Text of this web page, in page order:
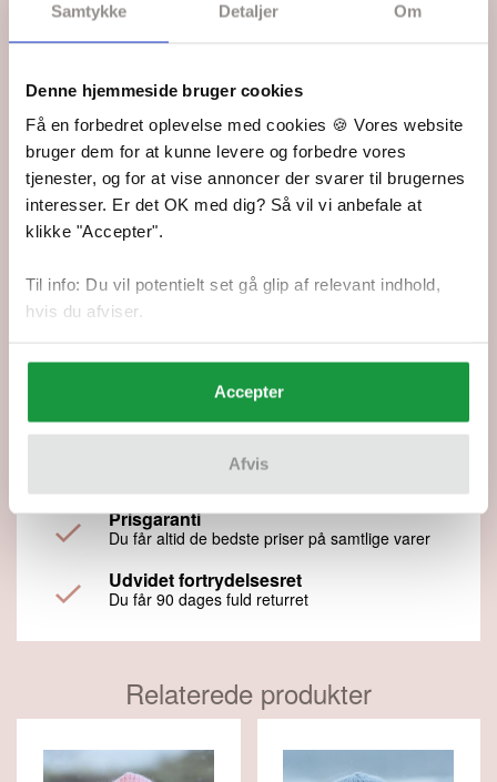
Samtykke Detaljer Om
Denne hjemmeside bruger cookies
Få en forbedret oplevelse med cookies 🍪 Vores website
bruger dem for at kunne levere og forbedre vores
tjenester, og for at vise annoncer der svarer til brugernes
interesser. Er det OK med dig? Så vil vi anbefale at
klikke "Accepter".
Til info: Du vil potentielt set gå glip af relevant indhold,
hvis du afviser.
Accepter
Afvis
Din pris: 39,95 kr.
Tilføj strikkekit til kurven
87,85 DKK
Dansk oversættelse er vedlagt.
Tilføj kun opskriften
69,00 kr.
Ønsker du kun opskriften, koster den separat 69,00 kr.
Fremragende 5 ud af 5 stjerner
Fragt fra 45,-
Fri fragt ved køb over 499,-
1-2 dages levering
Du kan altid følge din pakke
Prisgaranti
Du får altid de bedste priser på samtlige varer
Udvidet fortrydelsesret
Du får 90 dages fuld returret
Relaterede produkter